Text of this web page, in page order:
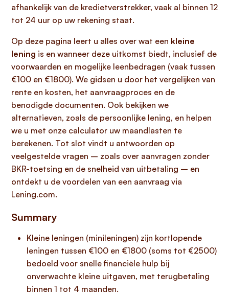
afhankelijk van de kredietverstrekker, vaak al binnen 12
tot 24 uur op uw rekening staat.
Op deze pagina leert u alles over wat een kleine
lening is en wanneer deze uitkomst biedt, inclusief de
voorwaarden en mogelijke leenbedragen (vaak tussen
€100 en €1800). We gidsen u door het vergelijken van
rente en kosten, het aanvraagproces en de
benodigde documenten. Ook bekijken we
alternatieven, zoals de persoonlijke lening, en helpen
we u met onze calculator uw maandlasten te
berekenen. Tot slot vindt u antwoorden op
veelgestelde vragen – zoals over aanvragen zonder
BKR-toetsing en de snelheid van uitbetaling – en
ontdekt u de voordelen van een aanvraag via
Lening.com.
Summary
Kleine leningen (minileningen) zijn kortlopende
leningen tussen €100 en €1800 (soms tot €2500)
bedoeld voor snelle financiële hulp bij
onverwachte kleine uitgaven, met terugbetaling
binnen 1 tot 4 maanden.